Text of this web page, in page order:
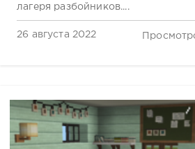
лагеря разбойников....
26 августа 2022